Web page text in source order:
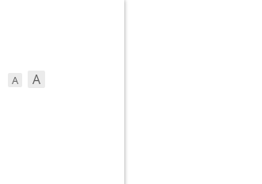
A A